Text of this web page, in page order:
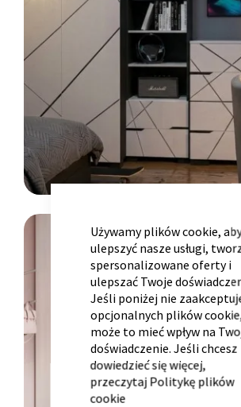
Używamy plików cookie,
ulepszyć nasze usługi,
spersonalizowane oferty i
ulepszać Twoje
Jeśli poniżej nie
opcjonalnych plików
może to mieć wpływ na
doświadczenie. Jeśli chcesz
dowiedzieć się więcej,
przeczytaj Politykę plików
cookie
MODE
Meble modułowe
LINIA
YOUNG
Meble designerskie
Toaletka
Krzesło i fotel